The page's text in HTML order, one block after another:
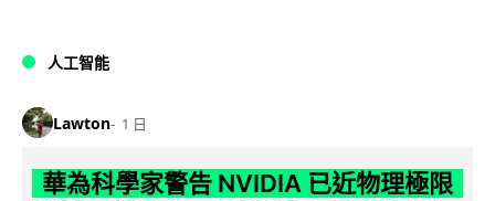
人工智能
Lawton 1 日
華為科學家警告 NVIDIA 已近物理極限